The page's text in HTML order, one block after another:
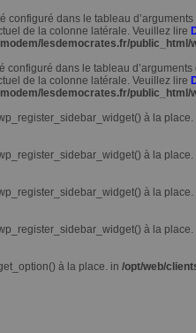
configuré dans le tableau
de la colonne latérale. Veuillez lire
lesdemocrates.fr/
configuré dans le tableau
de la colonne latérale. Veuillez lire
lesdemocrates.fr/
à la place.
à la place.
à la place.
à la place.
à la place. in /opt/web/